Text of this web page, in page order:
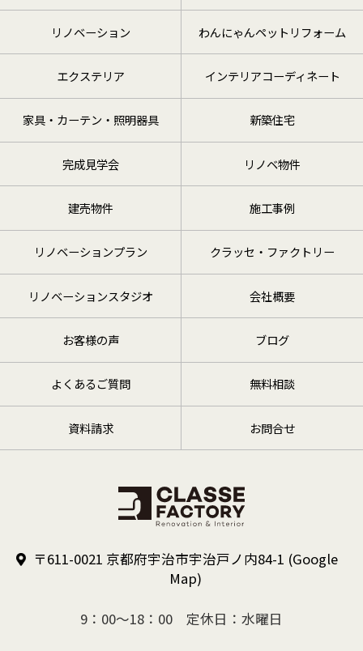
リノベーション わんにゃんペットリフォーム
エクステリア インテリアコーディネート
家具・カーテン・照明器具 新築住宅
完成見学会 リノベ物件
建売物件 施工事例
リノベーションプラン クラッセ・ファクトリー
リノベーションスタジオ 会社概要
お客様の声 ブログ
よくあるご質問 無料相談
資料請求 お問合せ
〒611-0021 京都府宇治市宇治戸ノ内84-1 (Google
Map)
9：00～18：00 定休日：水曜日